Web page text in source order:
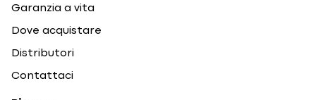
Garanzia a vita
Dove acquistare
Distributori
Contattaci